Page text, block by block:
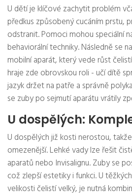
U dětí je klíčové zachytit problém
předkus způsobený cucáním prstu,
odstranit. Pomoci mohou speciální
behaviorální techniky. Následně se
mobilní aparát, který vede růst
hraje zde obrovskou roli - učí dítě
jazyk držet na patře a správně
se zuby po sejmutí aparátu vrátily
U dospělých:
U dospělých již kosti nerostou,
omezenější. Lehké vady lze řešit
aparatů nebo Invisalignu. Zuby se
což zlepší estetiky i funkci. U
velikosti čelistí velký, je nutná